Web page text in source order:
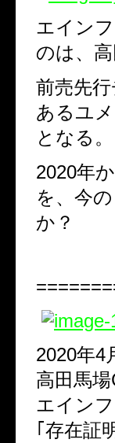
エイン
のは、高
前売先
あるユ
となる。
2020年
を、今
か？
2020年4
高田馬
エイン
｢存在証